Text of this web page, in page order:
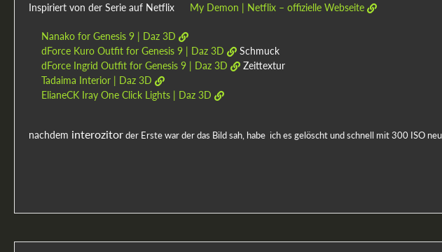
Inspiriert von der Serie auf Netflix My Demon | Netflix – offizielle Webseite
Nanako for Genesis 9 | Daz 3D
dForce Kuro Outfit for Genesis 9 | Daz 3D
Schmuck
dForce Ingrid Outfit for Genesis 9 | Daz 3D
Zeittextur
Tadaima Interior | Daz 3D
ElianeCK Iray One Click Lights | Daz 3D
nachdem interozitorder Erste war der das Bild sah, habe ich es gelöscht und schnell mit 300 ISO